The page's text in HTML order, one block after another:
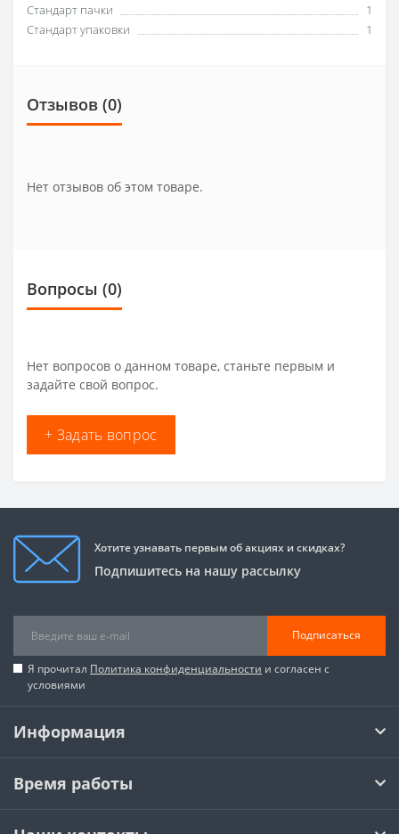
Стандарт пачки
1
Стандарт упаковки
1
Отзывов (0)
Нет отзывов об этом товаре.
Вопросы (0)
Нет вопросов о данном товаре, станьте первым и
задайте свой вопрос.
+ Задать вопрос
Хотите узнавать первым об акциях и скидках?
Подпишитесь на нашу рассылку
Подписаться
Я прочитал Политика конфиденциальности и согласен с
условиями
Информация
Время работы